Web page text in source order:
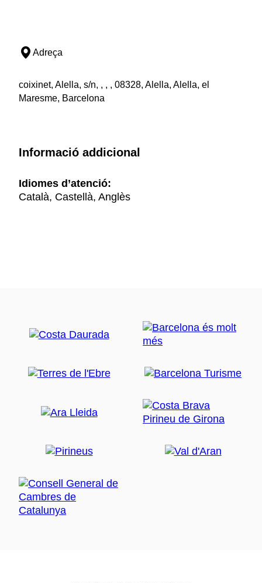
Adreça
coixinet, Alella, s/n, , , , 08328, Alella, Alella, el
Maresme, Barcelona
Informació addicional
Idiomes d’atenció:
Català, Castellà, Anglès